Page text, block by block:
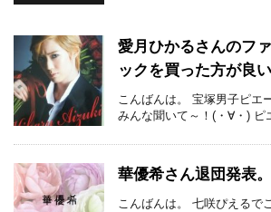
愛月ひかるさんのフ
ックを買った方が良
こんばんは。 宝塚男子ピエ
みんな聞いて～！(・∀・) ピ
華優希さん退団発表。
こんばんは。 七咲ぴえるで